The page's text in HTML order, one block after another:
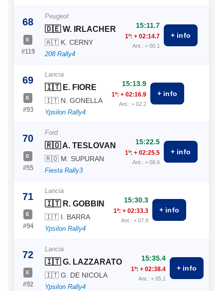
68
E
#119
Peugeot
🇩🇪 W. IRLACHER
🇦🇹 K. CERNY
208 Rally4
15:11.7
1º: + 02:14.7
Ant.: + 00.1
+ info
69
E
#93
Lancia
🇮🇹 E. FIORE
🇮🇹 N. GONELLA
Ypsilon Rally4
15:13.9
1º: + 02:16.9
Ant.: + 02.2
+ info
70
E
#55
Ford
🇷🇴 A. TESLOVAN
🇷🇴 M. SUPURAN
Fiesta Rally3
15:22.5
1º: + 02:25.5
Ant.: + 08.6
+ info
71
E
#94
Lancia
🇮🇹 R. GOBBIN
🇮🇹 I. BARRA
Ypsilon Rally4
15:30.3
1º: + 02:33.3
Ant.: + 07.8
+ info
72
E
#92
Lancia
🇮🇹 G. LAZZARATO
🇮🇹 G. DE NICOLA
Ypsilon Rally4
15:35.4
1º: + 02:38.4
Ant.: + 05.1
+ info